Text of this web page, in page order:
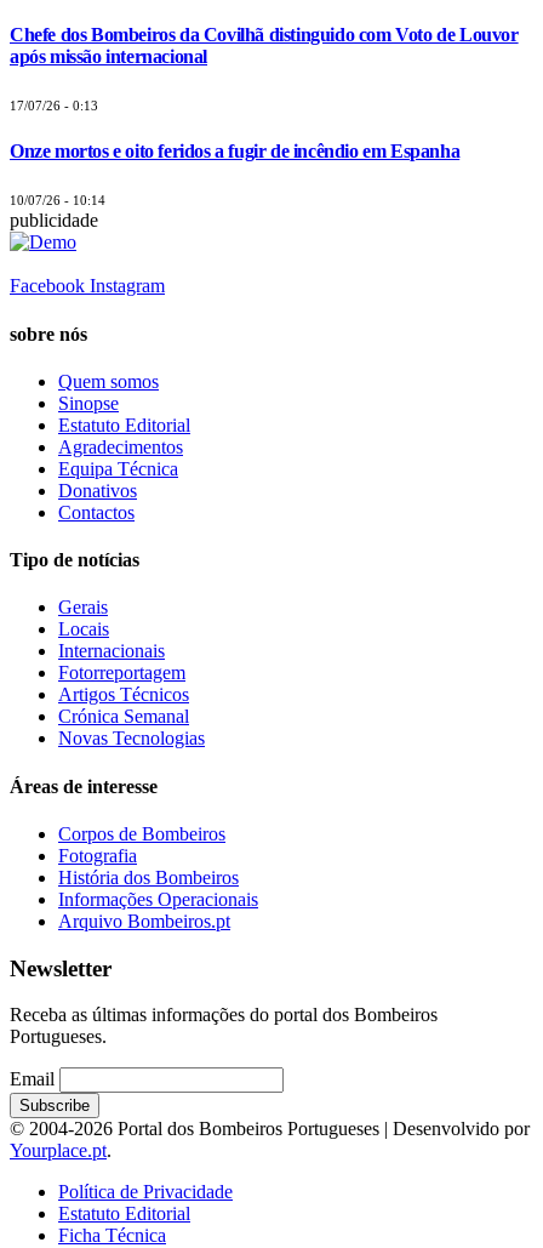
Chefe dos Bombeiros da Covilhã distinguido com Voto de Louvor
após missão internacional
17/07/26 - 0:13
Onze mortos e oito feridos a fugir de incêndio em Espanha
10/07/26 - 10:14
publicidade
Facebook Instagram
sobre nós
Quem somos
Sinopse
Estatuto Editorial
Agradecimentos
Equipa Técnica
Donativos
Contactos
Tipo de notícias
Gerais
Locais
Internacionais
Fotorreportagem
Artigos Técnicos
Crónica Semanal
Novas Tecnologias
Áreas de interesse
Corpos de Bombeiros
Fotografia
História dos Bombeiros
Informações Operacionais
Arquivo Bombeiros.pt
Newsletter
Receba as últimas informações do portal dos Bombeiros
Portugueses.
Email
© 2004-2026 Portal dos Bombeiros Portugueses | Desenvolvido por
Yourplace.pt.
Política de Privacidade
Estatuto Editorial
Ficha Técnica